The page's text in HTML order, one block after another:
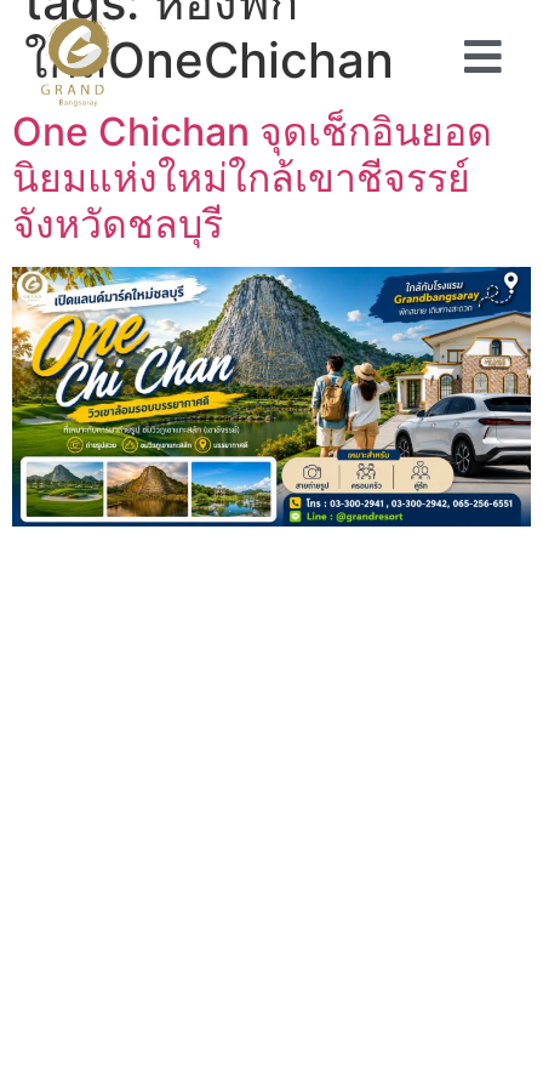
ใกล้OneChichan
One Chichan จุดเช็กอินยอด
นิยมแห่งใหม่ใกล้เขาชีจรรย์
จังหวัดชลบุรี